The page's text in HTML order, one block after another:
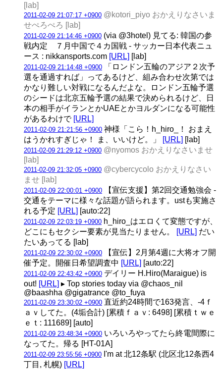
[lab]
2011-02-09 21:07:17 +0900 @kotori_piyo おかえりなさいま
せぺろぺろ [lab]
2011-02-09 21:14:46 +0900 (via @3hotel) 見てる: 韓国の参
戦内定 ７月中国で４カ国戦 - サッカー日本代表ニュ
ース : nikkansports.com [URL] [lab]
2011-02-09 21:14:48 +0900 「ロンドン五輪のアジア２次予
選を通過すれば」ってあるけど、組み合わせ次第では
かなり難しい対戦になるんだよな。ロンドン五輪予選
のシードは北京五輪予選の結果で決められるけど、日
本の相手がイランとかUAEとかヨルダンになる可能性
があるわけで [URL]
2011-02-09 21:21:56 +0900 神様「こら！h_hiro_！ おまえ
はうかれすぎじゃ！ ま、いいけど。」
[URL] [lab]
2011-02-09 21:29:12 +0900 @nyomos おかえりなさいませ
[lab]
2011-02-09 21:32:05 +0900 @cybercycolo おかえりなさい
ませ [lab]
2011-02-09 22:00:01 +0900 【宣伝支援】第2回交通勉強会 -
交通をテーマに様々な話題が語られます。ustも実施さ
れる予定 [URL] [auto:22]
2011-02-09 22:03:19 +0900 h_hiro_はエロくて変態ですが、
どこにもセクシー要素が見当たりません。
[URL] だい
たいあってる [lab]
2011-02-09 22:30:02 +0900 【宣伝】2月第4週に大将オフ開
催予定。開催日希望調査中 [URL] [auto:22]
2011-02-09 22:43:42 +0900 デイリー H.Hiro(Maraigue) is
out! [URL] ▸ Top stories today via @chaos_nil
@baashha @gigatrance @to_fuya
2011-02-09 23:30:02 +0900 直近約24時間で163発言、-4ｆ
ａｖしてた。(4垢合計) [累積ｆａｖ: 6498] [累積ｔｗｅ
ｅｔ: 111689] [auto]
2011-02-09 23:48:34 +0900 いろいろやってたら終電間際に
なってた。帰る [HT-01A]
2011-02-09 23:55:56 +0900 I'm at 北12条駅 (北区北12条西4
丁目, 札幌) [URL]